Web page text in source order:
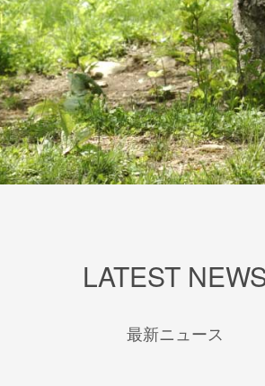
LATEST
最新ニュース